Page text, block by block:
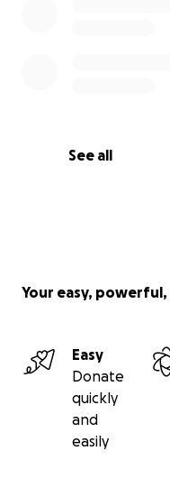
See all
Your easy,
Easy
Donate
quickly
and
easily